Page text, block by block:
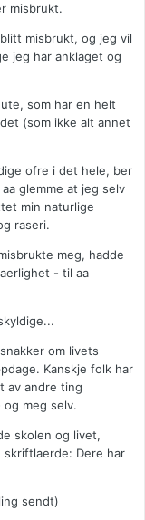
misbrukt.
misbrukt, og jeg vil
jeg har anklaget og
som har en helt
(som ikke alt annet
ofre i det hele, ber
glemme at jeg selv
min naturlige
raseri.
meg, hadde
- til aa
om livets
Kanskje folk har
av andre ting
meg selv.
skolen og livet,
skriftlaerde: Dere har
sendt)